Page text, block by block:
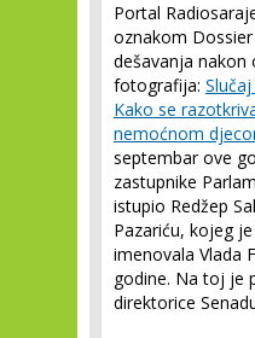
Portal
oznakom
dešavanja nakon
fotografija:
Kako se
nemoćnom
septembar ove
zastupnike
istupio Redžep
Pazariću, kojeg
imenovala Vlada
godine. Na toj je
direktorice